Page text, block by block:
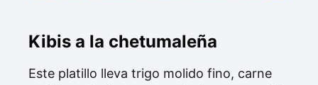
Kibis a la chetumaleña
Este platillo lleva trigo molido fino, carne